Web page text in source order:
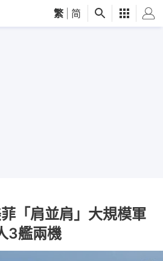
繁 简
「肩並肩」大規模軍
3艦兩機